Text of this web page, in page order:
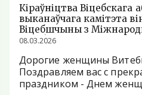
Кіраўніцтва Віцебскага
выканаўчага камітэта
Віцебшчыны з
днём!
08.03.2026
Дорогие женщины
Поздравляем вас с
праздником - Днем